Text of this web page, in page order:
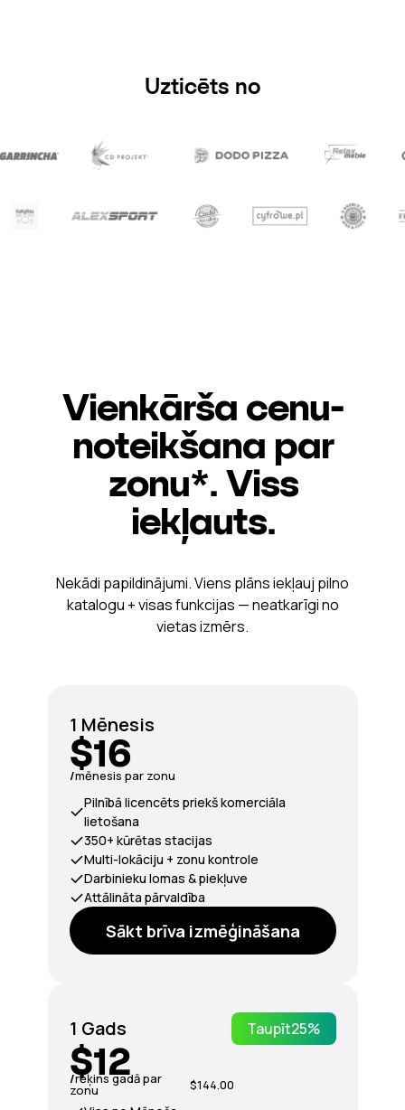
Uzticēts no
Vienkārša cenu-
noteikšana par
zonu*. Viss
iekļauts.
1 Mēnesis
$16
/mēnesis par zonu
Pilnībā licencēts priekš komerciāla
lietošana
350+ kūrētas stacijas
Multi-lokāciju + zonu kontrole
Darbinieku lomas & piekļuve
Attālināta pārvaldība
Sākt brīva izmēģināšana
1 Gads Taupīt25%
$12
/rēķins gadā par
zonu $144.00
Nekādi papildinājumi. Viens plāns iekļauj pilno
katalogu + visas funkcijas — neatkarīgi no
vietas izmērs.